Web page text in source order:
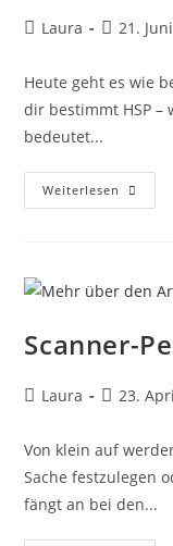
Laura 21.
Heute geht es wie
dir bestimmt HSP –
bedeutet...
Weiterlesen
Scanner-
Laura 23.
Von klein auf
Sache festzulegen
fängt an bei den...